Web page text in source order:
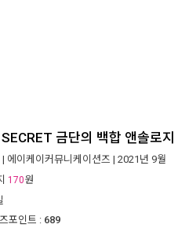
금단의 백합 앤솔로지
에이케이커뮤니케이션즈 | 2021년 9월
170원
포인트 : 689